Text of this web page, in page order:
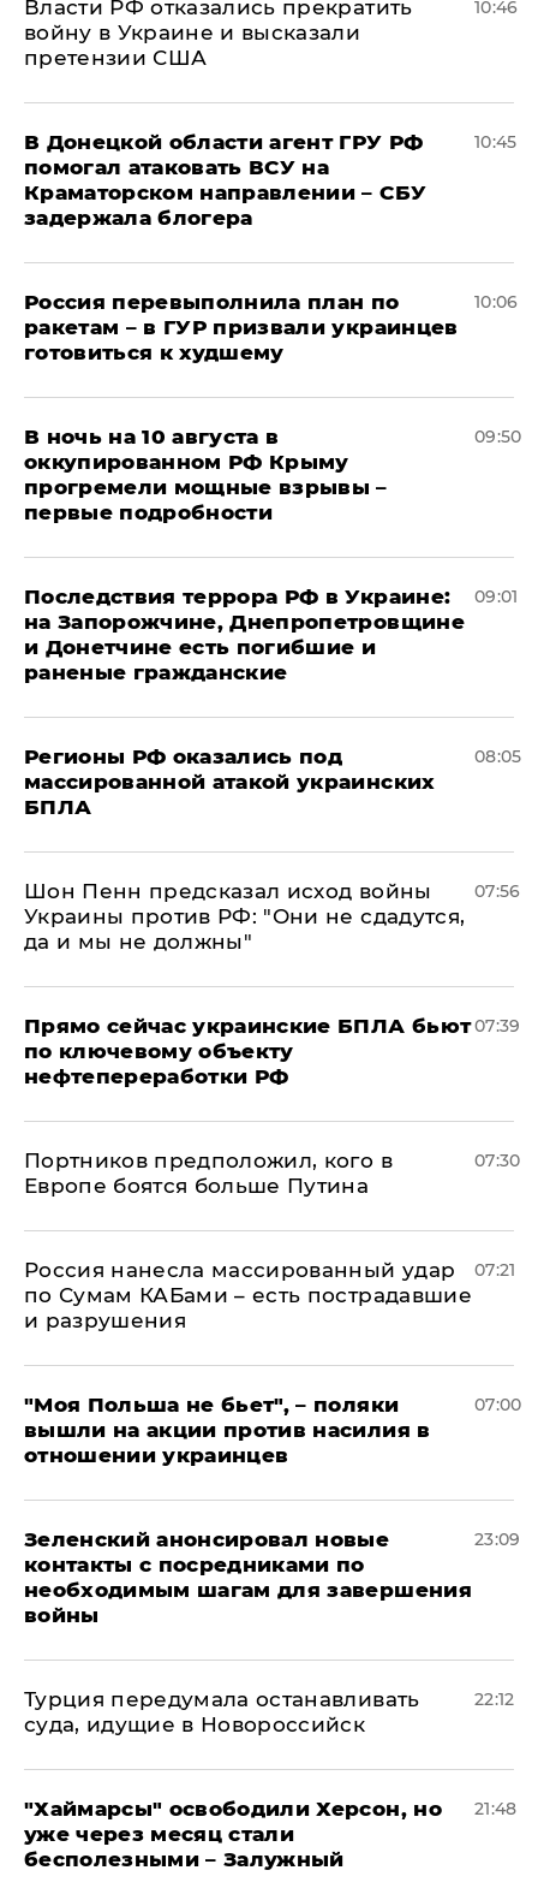
Власти РФ отказались прекратить
войну в Украине и высказали
претензии США
10:46
В Донецкой области агент ГРУ РФ
помогал атаковать ВСУ на
Краматорском направлении – СБУ
задержала блогера
10:45
Россия перевыполнила план по
ракетам – в ГУР призвали украинцев
готовиться к худшему
10:06
В ночь на 10 августа в
оккупированном РФ Крыму
прогремели мощные взрывы –
первые подробности
09:50
Последствия террора РФ в Украине:
на Запорожчине, Днепропетровщине
и Донетчине есть погибшие и
раненые гражданские
09:01
Регионы РФ оказались под
массированной атакой украинских
БПЛА
08:05
Шон Пенн предсказал исход войны
Украины против РФ: "Они не сдадутся,
да и мы не должны"
07:56
Прямо сейчас украинские БПЛА бьют
по ключевому объекту
нефтепереработки РФ
07:39
Портников предположил, кого в
Европе боятся больше Путина
07:30
Россия нанесла массированный удар
по Сумам КАБами – есть пострадавшие
и разрушения
07:21
"Моя Польша не бьет", – поляки
вышли на акции против насилия в
отношении украинцев
07:00
Зеленский анонсировал новые
контакты с посредниками по
необходимым шагам для завершения
войны
23:09
Турция передумала останавливать
суда, идущие в Новороссийск
22:12
"Хаймарсы" освободили Херсон, но
уже через месяц стали
бесполезными – Залужный
21:48